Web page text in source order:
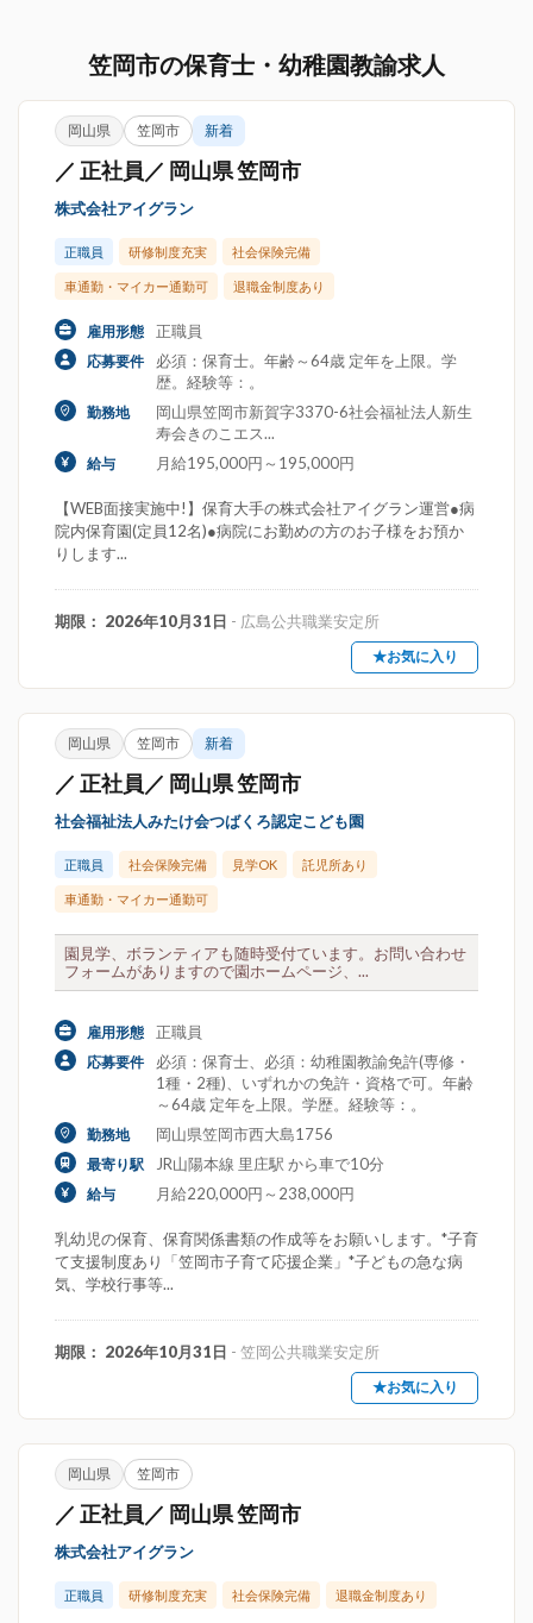
笠岡市の保育士・幼稚園教諭求人
岡山県 笠岡市 新着
／ 正社員／ 岡山県 笠岡市
株式会社アイグラン
正職員 研修制度充実 社会保険完備
車通勤・マイカー通勤可 退職金制度あり
雇用形態 正職員
応募要件
必須：保育士。年齢～64歳 定年を上限。学
歴。経験等：。
勤務地
岡山県笠岡市新賀字3370-6社会福祉法人新生
寿会きのこエス...
給与 月給195,000円～195,000円
【WEB面接実施中!】保育大手の株式会社アイグラン運営●病
院内保育園(定員12名)●病院にお勤めの方のお子様をお預か
りします...
期限： 2026年10月31日 - 広島公共職業安定所
★お気に入り
岡山県 笠岡市 新着
／ 正社員／ 岡山県 笠岡市
社会福祉法人みたけ会つばくろ認定こども園
正職員 社会保険完備 見学OK 託児所あり
車通勤・マイカー通勤可
園見学、ボランティアも随時受付ています。お問い合わせ
フォームがありますので園ホームページ、...
雇用形態 正職員
応募要件
必須：保育士、必須：幼稚園教諭免許(専修・
1種・2種)、いずれかの免許・資格で可。年齢
～64歳 定年を上限。学歴。経験等：。
勤務地 岡山県笠岡市西大島1756
最寄り駅 JR山陽本線 里庄駅 から車で10分
給与 月給220,000円～238,000円
乳幼児の保育、保育関係書類の作成等をお願いします。*子育
て支援制度あり「笠岡市子育て応援企業」*子どもの急な病
気、学校行事等...
期限： 2026年10月31日 - 笠岡公共職業安定所
★お気に入り
岡山県 笠岡市
／ 正社員／ 岡山県 笠岡市
株式会社アイグラン
正職員 研修制度充実 社会保険完備 退職金制度あり